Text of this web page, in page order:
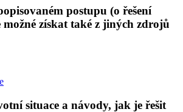
postupu (o řešení
možné získat také z jiných zdrojů
situace a návody, jak je řešit